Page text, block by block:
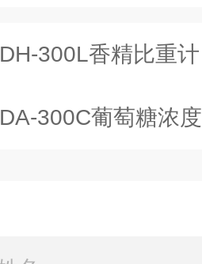
DH-300L香精比重计 香
DA-300C葡萄糖浓